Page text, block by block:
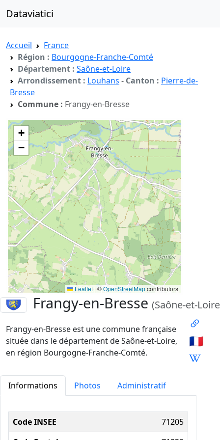
Dataviatici
Accueil
France
Région : Bourgogne-Franche-Comté
Département : Saône-et-Loire
Arrondissement : Louhans - Canton : Pierre-de-
Bresse
Commune : Frangy-en-Bresse
+
−
Leaflet | ©OpenStreetMapcontributors
Frangy-en-Bresse(Saône-et-
Frangy-en-Bresse est une commune française
située dans le département de Saône-et-Loire,
en région Bourgogne-Franche-Comté.
🇫🇷
Informations Photos Administratif
Informations administratives
Code INSEE
71205